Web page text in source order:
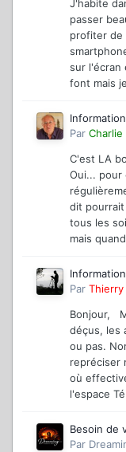
J'habite
passer
profiter de
sur l'écran
font mais
Par Charlie
C'est LA
Oui...
dit
tous les
mais
Par Thierry
Bonjour,
déçus, les
ou pas.
repréciser
où
l'espace
Besoin de
Par